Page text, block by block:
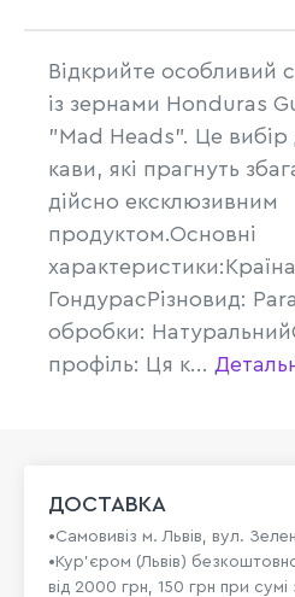
Відкрийте особливий
із зернами Honduras
"Mad Heads". Це вибір
кави, які прагнуть
дійсно ексклюзивним
продуктом.Основні
ГондурасРізновид:
обробки:
профіль: Ця к...
ДОСТАВКА
•Самовивіз м. Львів, вул.
•Кур'єром (Львів)
від 2000 грн, 150 грн при